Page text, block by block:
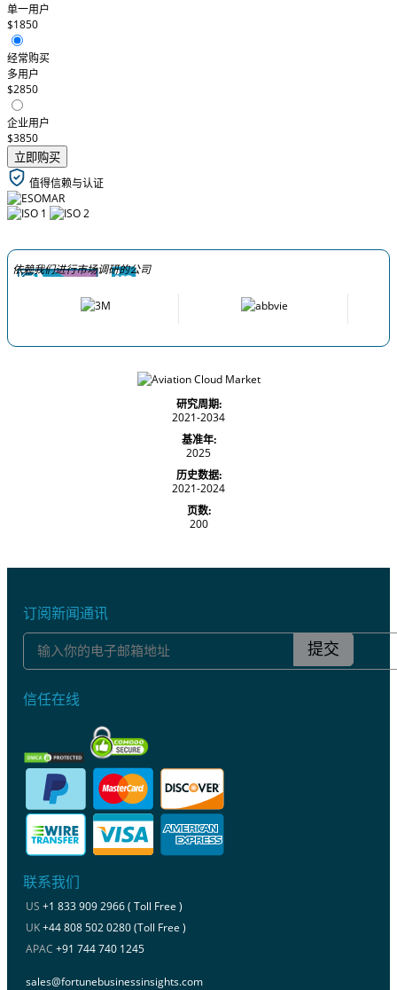
单一用户
$1850
经常购买
多用户
$2850
企业用户
$3850
立即购买
值得信赖与认证
依赖我们进行市场调研的公司
研究周期:
2021-2034
基准年:
2025
历史数据:
2021-2024
页数:
200
订阅新闻通讯
提交
信任在线
联系我们
US +1 833 909 2966 ( Toll Free )
UK+44 808 502 0280 (Toll Free )
APAC +91 744 740 1245
sales@fortunebusinessinsights.com